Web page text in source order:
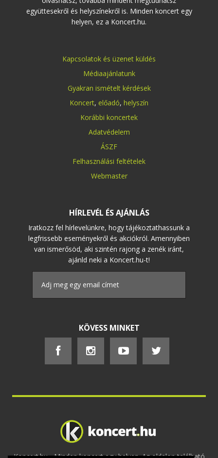
együttesekről és helyszínekről is. Minden koncert egy
helyen, ez a Koncert.hu.
Kapcsolatok és üzenet küldés
Médiaajánlatunk
Gyakran ismételt kérdések
Koncert, előadó, helyszín
Korábbi koncertek
Adatvédelem
ÁSZF
Felhasználási feltételek
Webmaster
HÍRLEVÉL ÉS AJÁNLÁS
Iratkozz fel hírlevelünkre, hogy tájékoztathassunk a
legfrissebb eseményekről és akciókról. Amennyiben
van ismerősöd, aki szintén rajong a zenék iránt,
ajánld neki a Koncert.hu-t!
KÖVESS MINKET